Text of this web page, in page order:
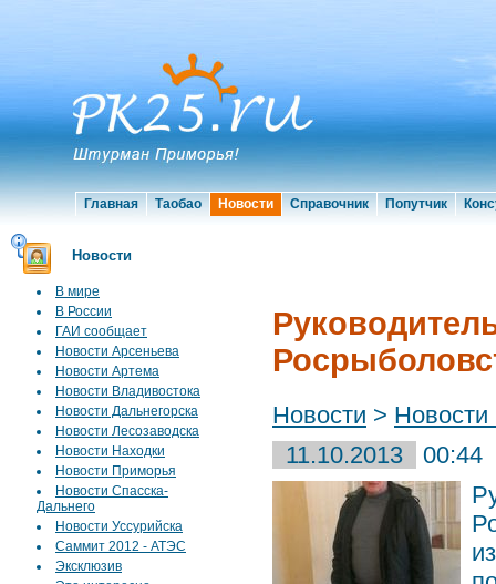
Главная Таобао Новости Справочник Попутчик
Новости
В мире
В России
ГАИ сообщает
Новости Арсеньева
Новости Артема
Новости Владивостока
Новости Дальнегорска
Новости Лесозаводска
Новости Находки
Новости Приморья
Новости Спасска-
Дальнего
Новости Уссурийска
Саммит 2012 - АТЭС
Эксклюзив
Новости >
11.10.2013
00:44